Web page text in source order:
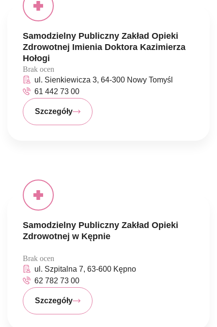
Samodzielny Publiczny Zakład Opieki
Zdrowotnej Imienia Doktora Kazimierza
Hołogi
Brak ocen
ul. Sienkiewicza 3, 64-300 Nowy Tomyśl
61 442 73 00
Szczegóły
Samodzielny Publiczny Zakład Opieki
Zdrowotnej w Kępnie
Brak ocen
ul. Szpitalna 7, 63-600 Kępno
62 782 73 00
Szczegóły